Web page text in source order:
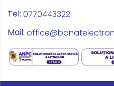
Tel: 0770443322
Mail: